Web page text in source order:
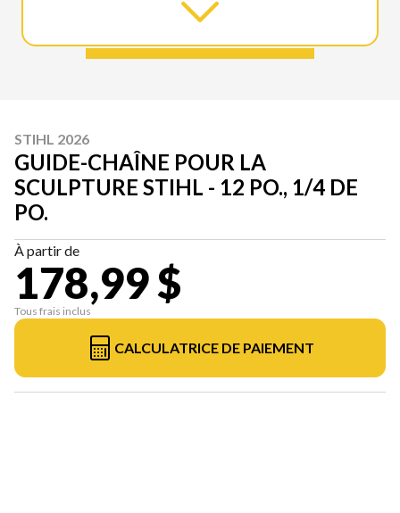
STIHL 2026
GUIDE-CHAÎNE POUR LA
SCULPTURE STIHL - 12 PO., 1/4 DE
PO.
À partir de
178,99 $
Tous frais inclus
CALCULATRICE DE PAIEMENT